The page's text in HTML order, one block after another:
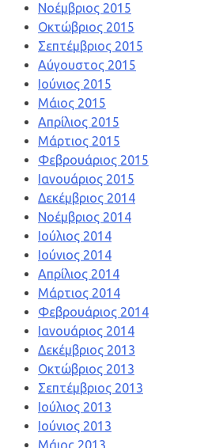
Νοέμβριος 2015
Οκτώβριος 2015
Σεπτέμβριος 2015
Αύγουστος 2015
Ιούνιος 2015
Μάιος 2015
Απρίλιος 2015
Μάρτιος 2015
Φεβρουάριος 2015
Ιανουάριος 2015
Δεκέμβριος 2014
Νοέμβριος 2014
Ιούλιος 2014
Ιούνιος 2014
Απρίλιος 2014
Μάρτιος 2014
Φεβρουάριος 2014
Ιανουάριος 2014
Δεκέμβριος 2013
Οκτώβριος 2013
Σεπτέμβριος 2013
Ιούλιος 2013
Ιούνιος 2013